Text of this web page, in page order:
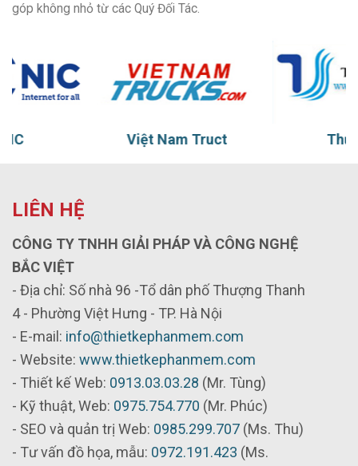
góp không nhỏ từ các Quý Đối Tác.
Việt Nam Truct
LIÊN HỆ
CÔNG TY TNHH GIẢI PHÁP VÀ CÔNG NGHỆ
BẮC VIỆT
- Địa chỉ: Số nhà 96 -Tổ dân phố Thượng Thanh
4 - Phường Việt Hưng - TP. Hà Nội
- E-mail: info@thietkephanmem.com
- Website: www.thietkephanmem.com
- Thiết kế Web: 0913.03.03.28 (Mr. Tùng)
- Kỹ thuật, Web: 0975.754.770 (Mr. Phúc)
- SEO và quản trị Web: 0985.299.707 (Ms. Thu)
- Tư vấn đồ họa, mẫu: 0972.191.423 (Ms.